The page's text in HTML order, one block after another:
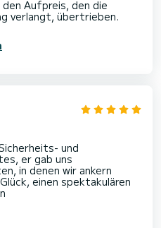
Aufpreis, den die
und
er gab uns
in denen wir ankern
einen spektakulären